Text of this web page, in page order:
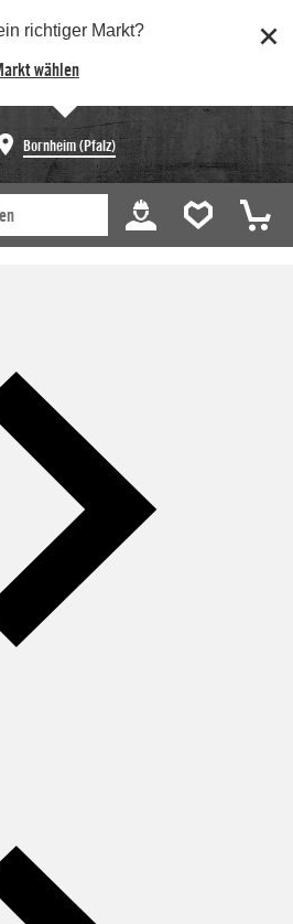
richtiger Markt?
wählen
Bornheim (Pfalz)